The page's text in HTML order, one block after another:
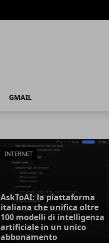
GMAIL
INTERNET
AskToAI: la piattaforma
italiana che unifica oltre
100 modelli di intelligenza
artificiale in un unico
abbonamento